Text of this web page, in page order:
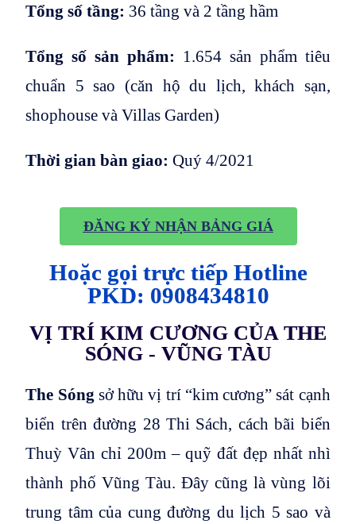
Tổng số tầng: 36 tầng và 2 tầng hầm
Tổng số sản phẩm: 1.654 sản phẩm tiêu
chuẩn 5 sao (căn hộ du lịch, khách sạn,
shophouse và Villas Garden)
Thời gian bàn giao:Quý 4/2021
ĐĂNG KÝ NHẬN BẢNG GIÁ
Hoặc gọi trực tiếp Hotline
PKD: 0908434810
VỊ TRÍ KIM CƯƠNG CỦA THE
SÓNG - VŨNG TÀU
The Sóng sở hữu vị trí “kim cương” sát cạnh
biển trên đường 28 Thi Sách, cách bãi biển
Thuỳ Vân chỉ 200m – quỹ đất đẹp nhất nhì
thành phố Vũng Tàu. Đây cũng là vùng lõi
trung tâm của cung đường du lịch 5 sao và